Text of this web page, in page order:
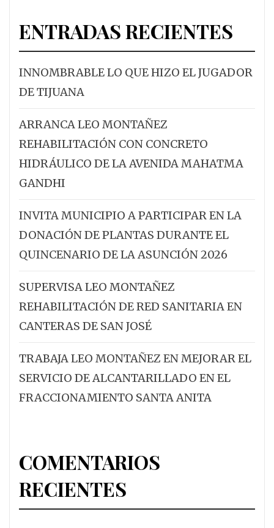
ENTRADAS RECIENTES
INNOMBRABLE LO QUE HIZO EL JUGADOR
DE TIJUANA
ARRANCA LEO MONTAÑEZ
REHABILITACIÓN CON CONCRETO
HIDRÁULICO DE LA AVENIDA MAHATMA
GANDHI
INVITA MUNICIPIO A PARTICIPAR EN LA
DONACIÓN DE PLANTAS DURANTE EL
QUINCENARIO DE LA ASUNCIÓN 2026
SUPERVISA LEO MONTAÑEZ
REHABILITACIÓN DE RED SANITARIA EN
CANTERAS DE SAN JOSÉ
TRABAJA LEO MONTAÑEZ EN MEJORAR EL
SERVICIO DE ALCANTARILLADO EN EL
FRACCIONAMIENTO SANTA ANITA
COMENTARIOS
RECIENTES